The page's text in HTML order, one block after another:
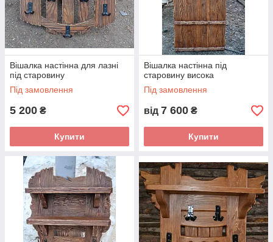
Вішалка настінна для лазні
під старовину
Під замовлення
5 200 ₴
Купити
Вішалка настінна під
старовину висока
Під замовлення
від 7 600 ₴
Купити